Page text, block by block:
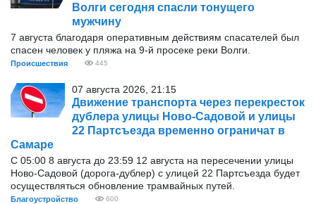
Волги сегодня спасли тонущего
мужчину
7 августа благодаря оперативным действиям спасателей был
спасен человек у пляжа на 9-й просеке реки Волги.
Происшествия 445
07 августа 2026, 21:15
Движение транспорта через перекресток
дублера улицы Ново-Садовой и улицы
22 Партсъезда временно ограничат в
Самаре
С 05:00 8 августа до 23:59 12 августа на пересечении улицы
Ново-Садовой (дорога-дублер) с улицей 22 Партсъезда будет
осуществляться обновление трамвайных путей.
Благоустройство 600